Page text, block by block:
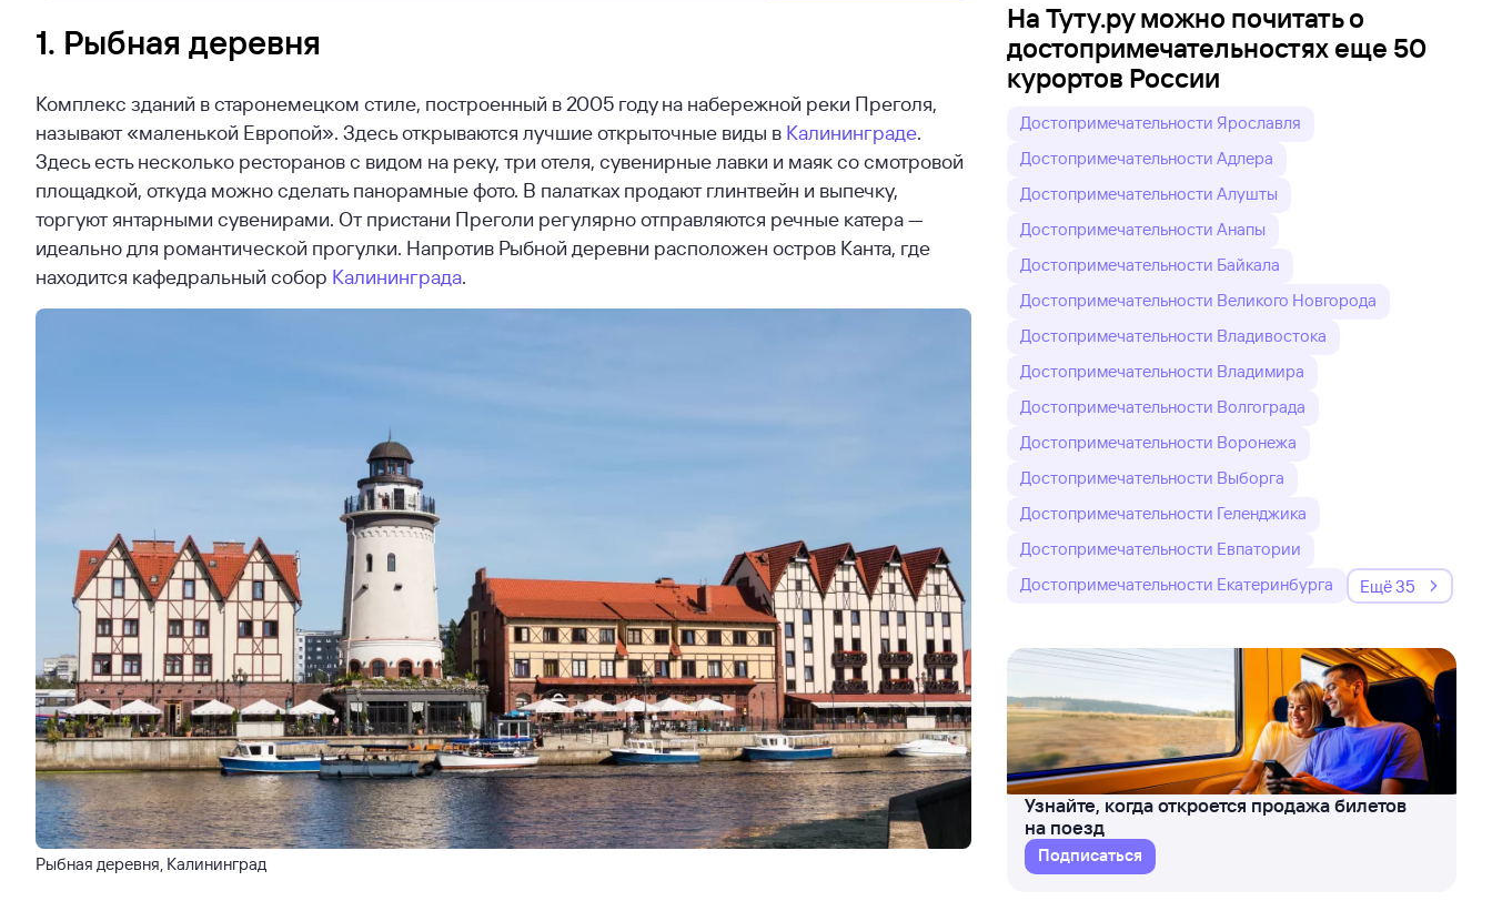
1. Рыбная деревня
Комплекс зданий в старонемецком стиле, построенный в 2005 году на набережной реки Преголя,
называют «маленькой Европой». Здесь открываются лучшие открыточные виды в Калининграде.
Здесь есть несколько ресторанов с видом на реку, три отеля, сувенирные лавки и маяк со смотровой
площадкой, откуда можно сделать панорамные фото. В палатках продают глинтвейн и выпечку,
торгуют янтарными сувенирами. От пристани Преголи регулярно отправляются речные катера —
идеально для романтической прогулки. Напротив Рыбной деревни расположен остров Канта, где
находится кафедральный собор Калининграда.
Рыбная деревня, Калининград
На Туту.ру можно почитать о
достопримечательностях еще 50
курортов России
Достопримечательности Ярославля
Достопримечательности Адлера
Достопримечательности Алушты
Достопримечательности Анапы
Достопримечательности Байкала
Достопримечательности Великого Новгорода
Достопримечательности Владивостока
Достопримечательности Владимира
Достопримечательности Волгограда
Достопримечательности Воронежа
Достопримечательности Выборга
Достопримечательности Геленджика
Достопримечательности Евпатории
Достопримечательности Екатеринбурга
Ещё 35
Узнайте, когда откроется продажа билетов
на поезд
Подписаться